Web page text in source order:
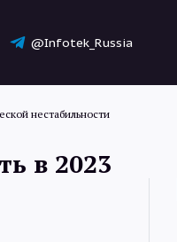
@Infotek_Russia
нестабильности
в 2023